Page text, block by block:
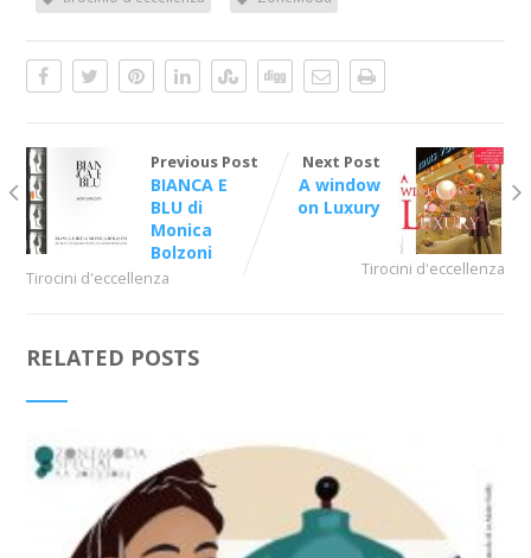
Previous Post
BIANCA E
BLU di
Monica
Bolzoni
Tirocini d'eccellenza
Next Post
A window
on Luxury
Tirocini d'eccellenza
RELATED POSTS